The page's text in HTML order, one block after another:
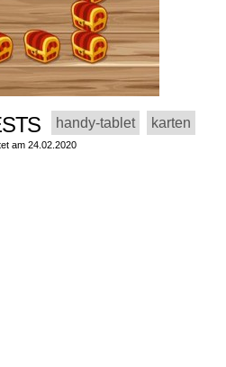
handy-tablet karten
am 24.02.2020